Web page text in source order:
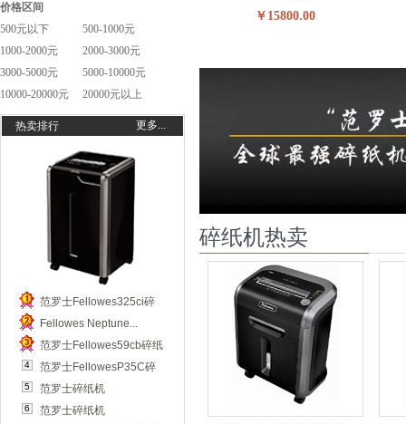
价格区间
500元以下
500-1000元
1000-2000元
2000-3000元
3000-5000元
5000-10000元
10000-20000元
20000元以上
热卖排行
1
范罗士Fellowes325ci碎
纸机
2
Fellowes Neptune...
范罗士Fellowes59cb碎纸
机
4
范罗士FellowesP35C碎
纸机
5
范罗士碎纸机
Fellowes79Ci...
6
范罗士碎纸机
更多...
￥15800.00
碎纸机热卖